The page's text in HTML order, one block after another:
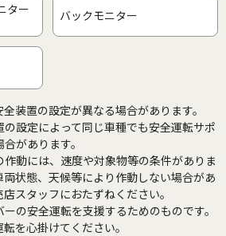
ター
バックモニター
装置の設定が異なる場合があります。
設定によって同じ車種でも安全運転サポ
があります。
動には、速度や対象物等の条件がありま
状態、天候等により作動しない場合があ
スタッフにおたずねください。
の安全運転を支援するためのものです。
を心掛けてください。